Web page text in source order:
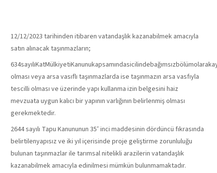
12/12/2023 tarihinden itibaren vatandaşlık kazanabilmek amacıyla
satın alınacak taşınmazların;
olması veya arsa vasıflı taşınmazlarda ise taşınmazın arsa vasfıyla
tescilli olması ve üzerinde yapı kullanma izin belgesini haiz
mevzuata uygun kalıcı bir yapının varlığının belirlenmiş olması
gerekmektedir.
2644 sayılı Tapu Kanununun 35’ inci maddesinin dördüncü fıkrasında
belirtilenyapısız ve iki yıl içerisinde proje geliştirme zorunluluğu
bulunan taşınmazlar ile tarımsal nitelikli arazilerin vatandaşlık
kazanabilmek amacıyla edinilmesi mümkün bulunmamaktadır.